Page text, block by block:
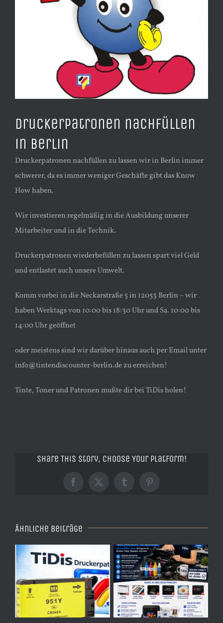
Druckerpatronen nachfüllen
in Berlin
Druckerpatronen nachfüllen zu lassen wir in Berlin immer
schwerer, da es immer weniger Geschäfte gibt das Know
How haben.
Wir investieren regelmäßig in die Ausbildung unserer
Mitarbeiter und in die Technik.
Druckerpatronen wiederbefüllen zu lassen spart viel Geld
und entlastet auch unsere Umwelt.
Komm vorbei in die Neckarstraße 5 in 12053 Berlin – wir
haben Werktags von 10:00 bis 18:30 Uhr und Sa. 10:00 bis
14:00 Uhr geöffnet
oder meistens sind wir darüber hinaus auch per Email unter
info@tintendiscounter-berlin.de zu erreichen!
Tinte, Toner und Patronen mußte dir bei TiDis holen!
Share This Story, Choose Your Platform!
Facebook
X TumblrPinterest
Ähnliche Beiträge